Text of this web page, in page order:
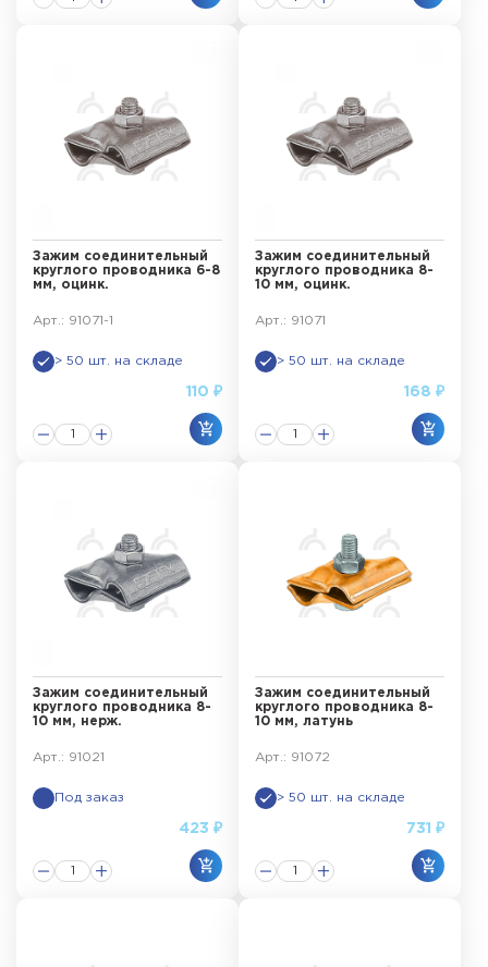
Зажим соединительный
круглого проводника 6-8
мм, оцинк.
Арт.: 91071-1
> 50 шт. на складе
110 ₽
Зажим соединительный
круглого проводника 8-
10 мм, оцинк.
Арт.: 91071
> 50 шт. на складе
168 ₽
Зажим соединительный
круглого проводника 8-
10 мм, нерж.
Арт.: 91021
Под заказ
423 ₽
Зажим соединительный
круглого проводника 8-
10 мм, латунь
Арт.: 91072
> 50 шт. на складе
731 ₽